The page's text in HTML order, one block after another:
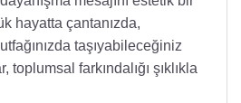
hayatta çantanızda,
taşıyabileceğiniz
toplumsal farkındalığı şıklıkla